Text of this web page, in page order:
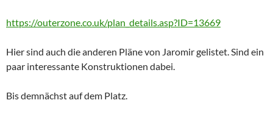
https://outerzone.co.uk/plan_details.asp?ID=13669
Hier sind auch die anderen Pläne von Jaromir gelistet. Sind ein
paar interessante Konstruktionen dabei.
Bis demnächst auf dem Platz.